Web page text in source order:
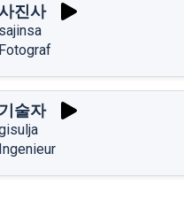
진사
sajinsa
Fotograf
기술자
Ingenieur